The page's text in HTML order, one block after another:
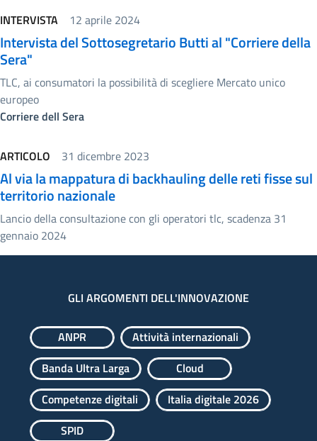
INTERVISTA 12 aprile 2024
Intervista del Sottosegretario Butti al "Corriere della
Sera"
TLC, ai consumatori la possibilità di scegliere Mercato unico
europeo
Corriere dell Sera
ARTICOLO 31 dicembre 2023
Al via la mappatura di backhauling delle reti fisse sul
territorio nazionale
Lancio della consultazione con gli operatori tlc, scadenza 31
gennaio 2024
GLI ARGOMENTI DELL'INNOVAZIONE
ANPR
Attività internazionali
Banda Ultra Larga
Cloud
Competenze digitali
Italia digitale 2026
SPID